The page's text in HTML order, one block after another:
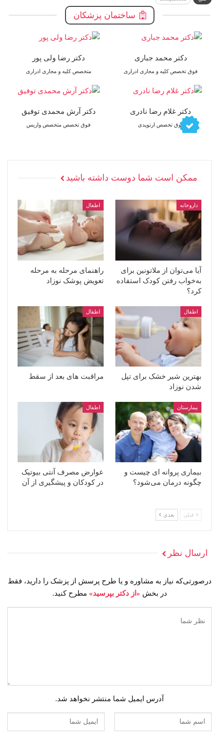
ساختمان پزشکان
دکتر محمد جباری
فوق تخصص کلیه و مجاری ادراری
دکتر غلام رضا نادری
فوق تخصص ارتوپدی
دکتر رضا ولی پور
متخصص کلیه و مجاری ادراری
دکتر آرش محمدی توفیق
فوق تخصص متخصص واریس
ممکن است شما دوست داشته باشید
داروخانه
آیا می‌توان از ملاتونین برای
به‌خواب رفتن کودک استفاده
کرد؟
اطفال
راهنمای مرحله به مرحله
تعویض پوشک نوزاد
اطفال
بهترین شیر خشک برای تپل
شدن نوزاد
اطفال
مراقبت های بعد از سقط
بیمارستان
بیماری پروانه ای چیست و
چگونه درمان می‌شود؟
اطفال
عوارض مصرف آنتی بیوتیک
در کودکان و پیشگیری از آن
قبلی بعدی
ارسال نظر
درصورتی‌که نیاز به مشاوره و یا طرح پرسش از پزشک را دارید، فقط
در بخش «از دکتر بپرسید» مطرح کنید.
آدرس ایمیل شما منتشر نخواهد شد.